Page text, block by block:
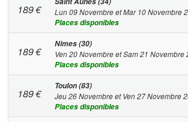
189€
Lun 09 Novembre et Mar 10 Novembre
Places disponibles
189€
Nimes (30)
Ven 20 Novembre et Sam 21 Novembre
Places disponibles
189€
Toulon (83)
Jeu 26 Novembre et Ven 27 Novembre
Places disponibles